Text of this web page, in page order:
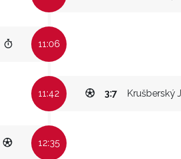
11:06
11:42 Krušberský
3:7
12:35